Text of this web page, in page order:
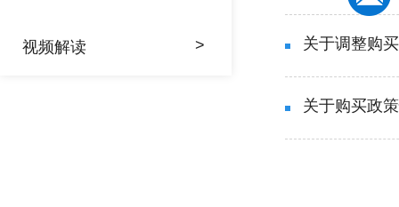
视频解读 > 关于调整购
关于购买政